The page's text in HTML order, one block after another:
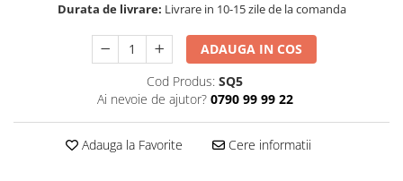
Monitoare de scena
Subwoofere Active
Subwoofere Pasive
Adaptoare Audio
Durata de livrare: Livrare in 10-15 zile de la comanda
ADAUGA IN COS
Cod Produs: SQ5
Ai nevoie de ajutor? 0790 99 99 22
Adauga la Favorite Cere informatii